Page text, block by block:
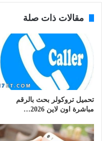
مقالات ذات صلة
تحميل تروكولر بحث بالرقم
مباشرة اون لاين 2026…